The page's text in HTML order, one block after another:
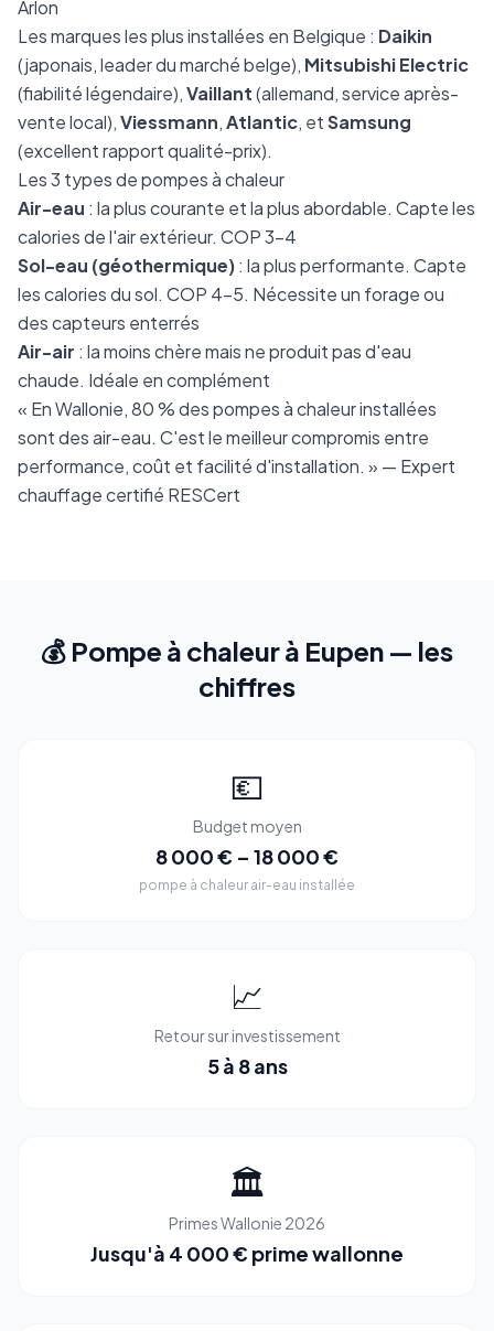
Arlon
Les marques les plus installées en Belgique : Daikin
(japonais, leader du marché belge), Mitsubishi Electric
(fiabilité légendaire),Vaillant(allemand, service après-
vente local),Viessmann,Atlantic, etSamsung
(excellent rapport qualité-prix).
Les 3 types de pompes à chaleur
Air-eau : la plus courante et la plus abordable. Capte les
calories de l'air extérieur. COP 3-4
Sol-eau (géothermique): la plus performante. Capte
les calories du sol. COP 4-5. Nécessite un forage ou
des capteurs enterrés
Air-air : la moins chère mais ne produit pas d'eau
chaude. Idéale en complément
« En Wallonie, 80 % des pompes à chaleur installées
sont des air-eau. C'est le meilleur compromis entre
performance, coût et facilité d'installation. » — Expert
chauffage certifié RESCert
💰 Pompe à chaleur à Eupen — les
chiffres
💶
Budget moyen
8 000 € – 18 000 €
pompe à chaleur air-eau installée
📈
Retour sur investissement
5 à 8 ans
🏛️
Primes Wallonie 2026
Jusqu'à 4 000 € prime wallonne